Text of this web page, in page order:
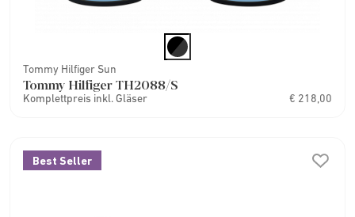
Tommy Hilfiger Sun
Tommy Hilfiger TH2088/S
Komplettpreis inkl. Gläser € 218,00
Best Seller